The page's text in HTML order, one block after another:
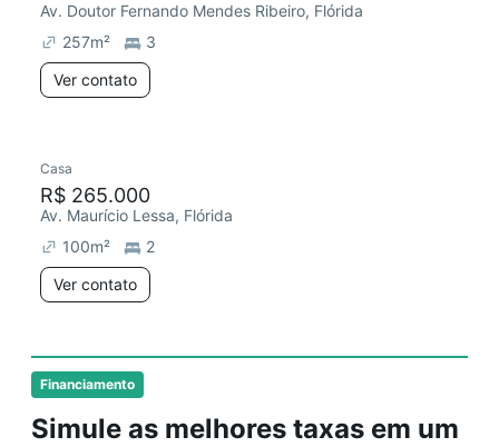
Financiamento
Simule as melhores taxas em um
Av. Doutor Fernando Mendes Ribeiro, Flórida
257m²
3
Ver contato
Casa
R$ 265.000
Av. Maurício Lessa, Flórida
100m²
2
Ver contato